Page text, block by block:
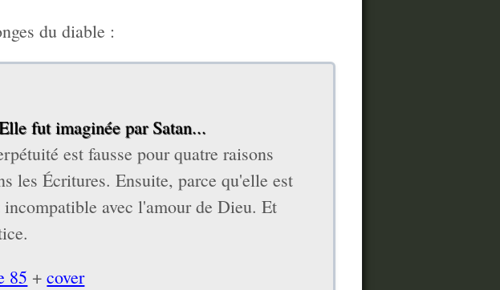
du diable :
fut imaginée par Satan...
est fausse pour quatre raisons
les Écritures. Ensuite, parce qu'elle est
avec l'amour de Dieu. Et
85 +cover